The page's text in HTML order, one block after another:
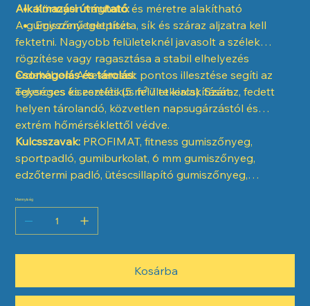
Könnyen vágható és méretre alakítható
Egyszerű telepítés
Alkalmazási útmutató:
A gumiszőnyeget tiszta, sík és száraz aljzatra kell
fektetni. Nagyobb felületeknél javasolt a szélek
rögzítése vagy ragasztása a stabil elhelyezés
érdekében. A tekercsek pontos illesztése segíti az
egységes és esztétikus felület kialakítását.
Csomagolás és tárolás:
Tekercses kiszerelés (5 m² / tekercs). Száraz, fedett
helyen tárolandó, közvetlen napsugárzástól és
extrém hőmérséklettől védve.
Kulcsszavak: PROFIMAT, fitness gumiszőnyeg,
sportpadló, gumiburkolat, 6 mm gumiszőnyeg,
edzőtermi padló, ütéscsillapító gumiszőnyeg,
Mennyiség
Kosárba